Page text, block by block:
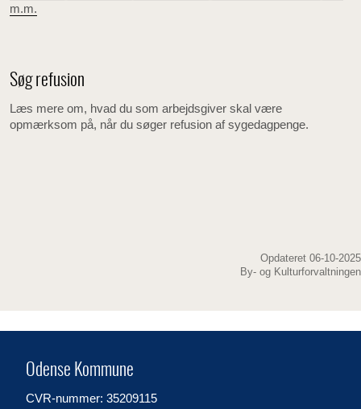
m.m.
Søg refusion
Læs mere om, hvad du som arbejdsgiver skal være
opmærksom på, når du søger refusion af sygedagpenge.
Opdateret 06-10-2025
By- og Kulturforvaltningen
Odense Kommune
CVR-nummer: 35209115